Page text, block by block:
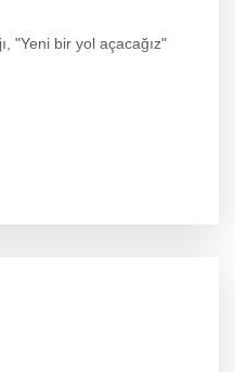
"Yeni bir yol açacağız"